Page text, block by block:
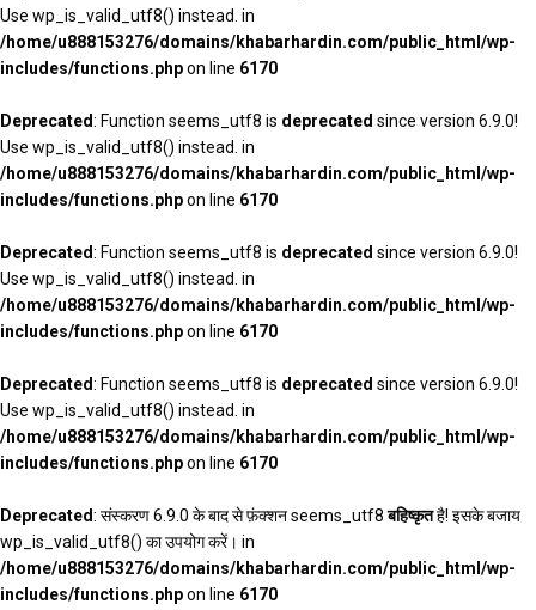
Use wp_is_valid_utf8() instead. in
/home/u888153276/domains/khabarhardin.com/public_html/wp-
includes/functions.phpon line 6170
Deprecated: Function seems_utf8 is deprecated since version 6.9.0!
Use wp_is_valid_utf8() instead. in
/home/u888153276/domains/khabarhardin.com/public_html/wp-
includes/functions.phpon line 6170
Deprecated: Function seems_utf8 is deprecated since version 6.9.0!
Use wp_is_valid_utf8() instead. in
/home/u888153276/domains/khabarhardin.com/public_html/wp-
includes/functions.phpon line 6170
Deprecated: Function seems_utf8 is deprecated since version 6.9.0!
Use wp_is_valid_utf8() instead. in
/home/u888153276/domains/khabarhardin.com/public_html/wp-
includes/functions.phpon line 6170
Deprecated: संस्करण 6.9.0 के बाद से फ़ंक्शन seems_utf8बहिष्कृतहै! इसके बजाय
wp_is_valid_utf8() का उपयोग करें। in
/home/u888153276/domains/khabarhardin.com/public_html/wp-
includes/functions.phpon line 6170